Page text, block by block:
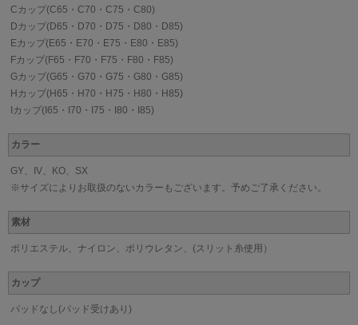
Cカップ(C65・C70・C75・C80)
Dカップ(D65・D70・D75・D80・D85)
Eカップ(E65・E70・E75・E80・E85)
Fカップ(F65・F70・F75・F80・F85)
Gカップ(G65・G70・G75・G80・G85)
Hカップ(H65・H70・H75・H80・H85)
Iカップ(I65・I70・I75・I80・I85)
カラー
GY、IV、KO、SX
※サイズによりお取扱のないカラーもございます。予めご了承ください。
素材
ポリエステル、ナイロン、ポリウレタン、(スリット糸使用）
カップ
パッドなし(パッド受けあり)